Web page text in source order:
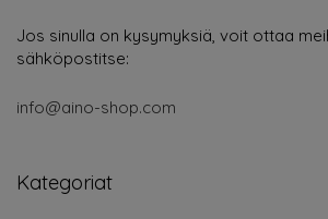
Jos sinulla on kysymyksiä, voit ottaa
sähköpostitse:
info@aino-shop.com
Kategoriat